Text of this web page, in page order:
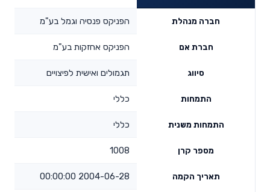
חברה מנהלת הפניקס פנסיה וגמל בע"מ
חברת אם הפניקס אחזקות בע"מ
סיווג תגמולים ואישית לפיצויים
התמחות כללי
התמחות משנית כללי
מספר קרן 1008
תאריך הקמה 2004-06-28 00:00:00